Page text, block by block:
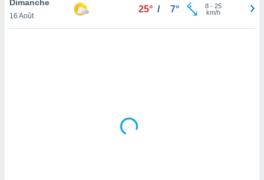
de
Dimanche
16 Août
25° / 7° 8- 25
km/h